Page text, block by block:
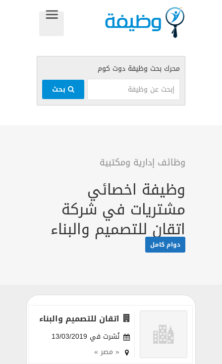
وظائف إدارية ومكتبية
وظيفة اخصائي
مشتريات في شركة
اتقان للتصميم والبناء
دوام كامل
اتقان للتصميم والبناء
نُشرت في 13/03/2019
« مصر »